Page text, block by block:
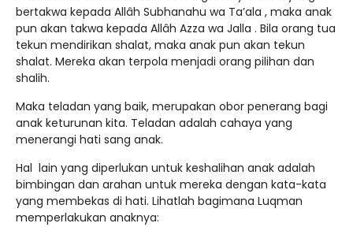
bertakwa kepada Allâh Subhanahu wa Ta’ala , maka anak
pun akan takwa kepada Allâh Azza wa Jalla . Bila orang tua
tekun mendirikan shalat, maka anak pun akan tekun
shalat. Mereka akan terpola menjadi orang pilihan dan
shalih.
Maka teladan yang baik, merupakan obor penerang bagi
anak keturunan kita. Teladan adalah cahaya yang
menerangi hati sang anak.
Hal lain yang diperlukan untuk keshalihan anak adalah
bimbingan dan arahan untuk mereka dengan kata-kata
yang membekas di hati. Lihatlah bagimana Luqman
memperlakukan anaknya: